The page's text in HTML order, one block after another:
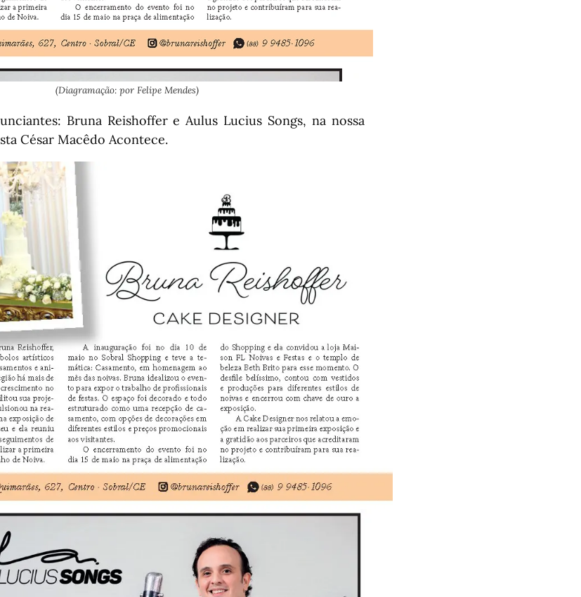
(Diagramação: por Felipe Mendes)
Bruna Reishoffer e Aulus Lucius Songs, na nossa
César Macêdo Acontece.